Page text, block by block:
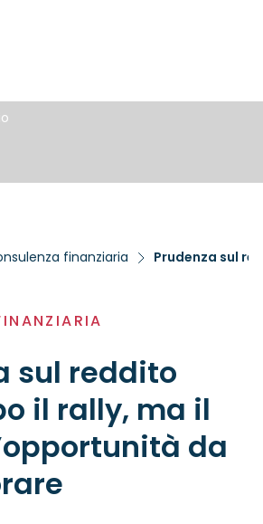
finanziaria Prudenza sul
sul reddito
il rally, ma il
da